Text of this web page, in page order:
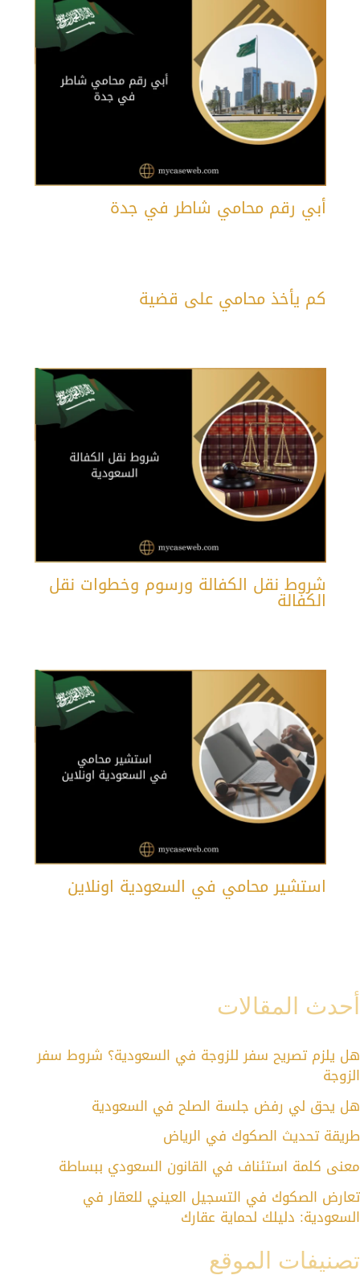
أبي رقم محامي شاطر في جدة
كم يأخذ محامي على قضية
شروط نقل الكفالة ورسوم وخطوات نقل
الكفالة
استشير محامي في السعودية اونلاين
أحدث المقالات
هل يلزم تصريح سفر للزوجة في السعودية؟ شروط سفر
الزوجة
هل يحق لي رفض جلسة الصلح في السعودية
طريقة تحديث الصكوك في الرياض
معنى كلمة استئناف في القانون السعودي ببساطة
تعارض الصكوك في التسجيل العيني للعقار في
السعودية: دليلك لحماية عقارك
تصنيفات الموقع